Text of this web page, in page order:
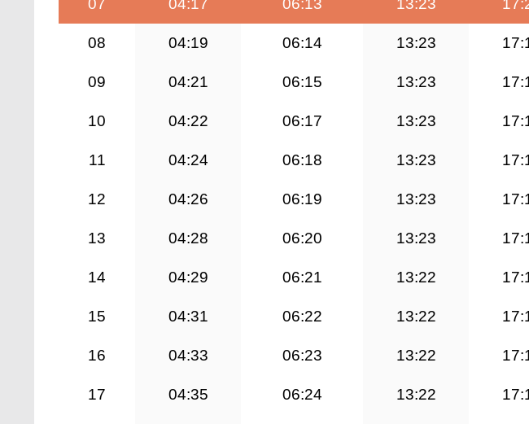
07 04:17 06:13 13:23
08 04:19 06:14 13:23
09 04:21 06:15 13:23
10 04:22 06:17 13:23
11 04:24 06:18 13:23
12 04:26 06:19 13:23
13 04:28 06:20 13:23
14 04:29 06:21 13:22
15 04:31 06:22 13:22
16 04:33 06:23 13:22
17 04:35 06:24 13:22